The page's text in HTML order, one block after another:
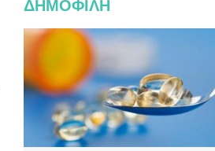
ΔΗΜΟΦΙΛΗ